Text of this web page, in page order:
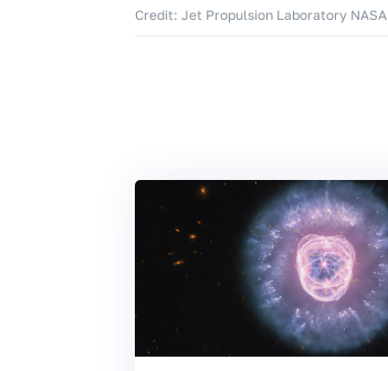
Credit: Jet Propulsion Laboratory NASA